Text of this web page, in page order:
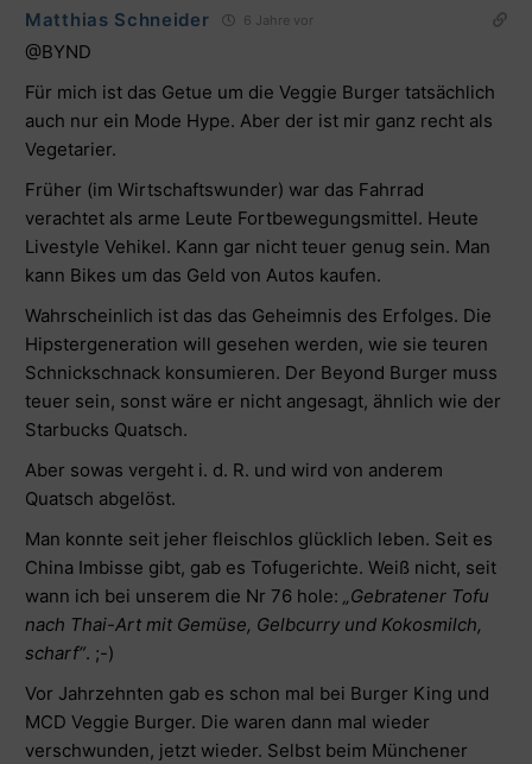
Matthias Schneider 6 Jahre vor
@BYND
Für mich ist das Getue um die Veggie Burger tatsächlich
auch nur ein Mode Hype. Aber der ist mir ganz recht als
Vegetarier.
Früher (im Wirtschaftswunder) war das Fahrrad
verachtet als arme Leute Fortbewegungsmittel. Heute
Livestyle Vehikel. Kann gar nicht teuer genug sein. Man
kann Bikes um das Geld von Autos kaufen.
Wahrscheinlich ist das das Geheimnis des Erfolges. Die
Hipstergeneration will gesehen werden, wie sie teuren
Schnickschnack konsumieren. Der Beyond Burger muss
teuer sein, sonst wäre er nicht angesagt, ähnlich wie der
Starbucks Quatsch.
Aber sowas vergeht i. d. R. und wird von anderem
Quatsch abgelöst.
Man konnte seit jeher fleischlos glücklich leben. Seit es
China Imbisse gibt, gab es Tofugerichte. Weiß nicht, seit
wann ich bei unserem die Nr 76 hole: „Gebratener Tofu
nach Thai-Art mit Gemüse, Gelbcurry und Kokosmilch,
scharf“. ;-)
Vor Jahrzehnten gab es schon mal bei Burger King und
MCD Veggie Burger. Die waren dann mal wieder
verschwunden, jetzt wieder. Selbst beim Münchener